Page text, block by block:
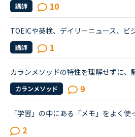
講師 10
講師 1
カランメソッド 9
2